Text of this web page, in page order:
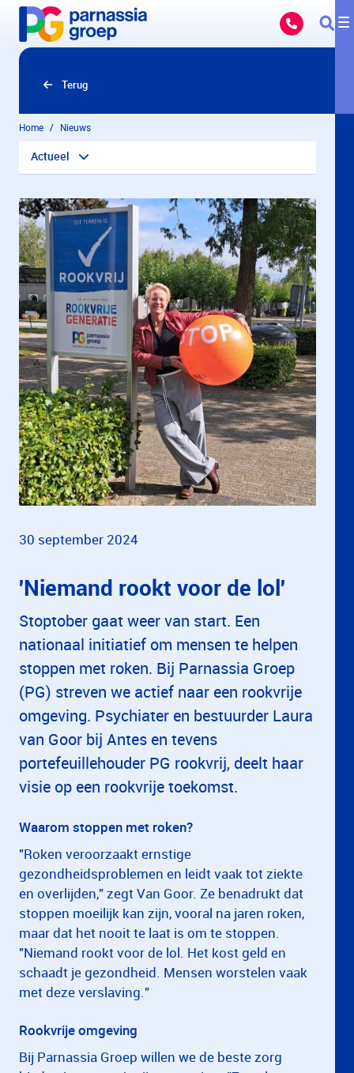
Overslaan en naar hoofdinhoud gaan
Terug
Home Nieuws
Actueel
30 september 2024
'Niemand rookt voor de lol'
Stoptober gaat weer van start. Een
nationaal initiatief om mensen te helpen
stoppen met roken. Bij Parnassia Groep
(PG) streven we actief naar een rookvrije
omgeving. Psychiater en bestuurder Laura
van Goor bij Antes en tevens
portefeuillehouder PG rookvrij, deelt haar
visie op een rookvrije toekomst.
Waarom stoppen met roken?
"Roken veroorzaakt ernstige
gezondheidsproblemen en leidt vaak tot ziekte
en overlijden," zegt Van Goor. Ze benadrukt dat
stoppen moeilijk kan zijn, vooral na jaren roken,
maar dat het nooit te laat is om te stoppen.
"Niemand rookt voor de lol. Het kost geld en
schaadt je gezondheid. Mensen worstelen vaak
met deze verslaving."
Rookvrije omgeving
Bij Parnassia Groep willen we de beste zorg